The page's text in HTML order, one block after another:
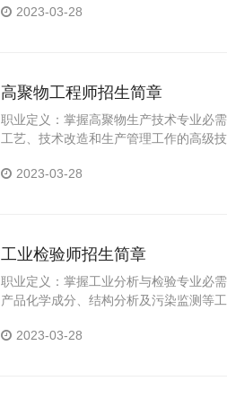
用、管理等的专业技术人员。
2023-03-28
高聚物工程师招生简章
职业定义：掌握高聚物生产技术专业必
工艺、技术改造和生产管理工作的高级
2023-03-28
工业检验师招生简章
职业定义：掌握工业分析与检验专业必
产品化学成分、结构分析及污染监测等
2023-03-28